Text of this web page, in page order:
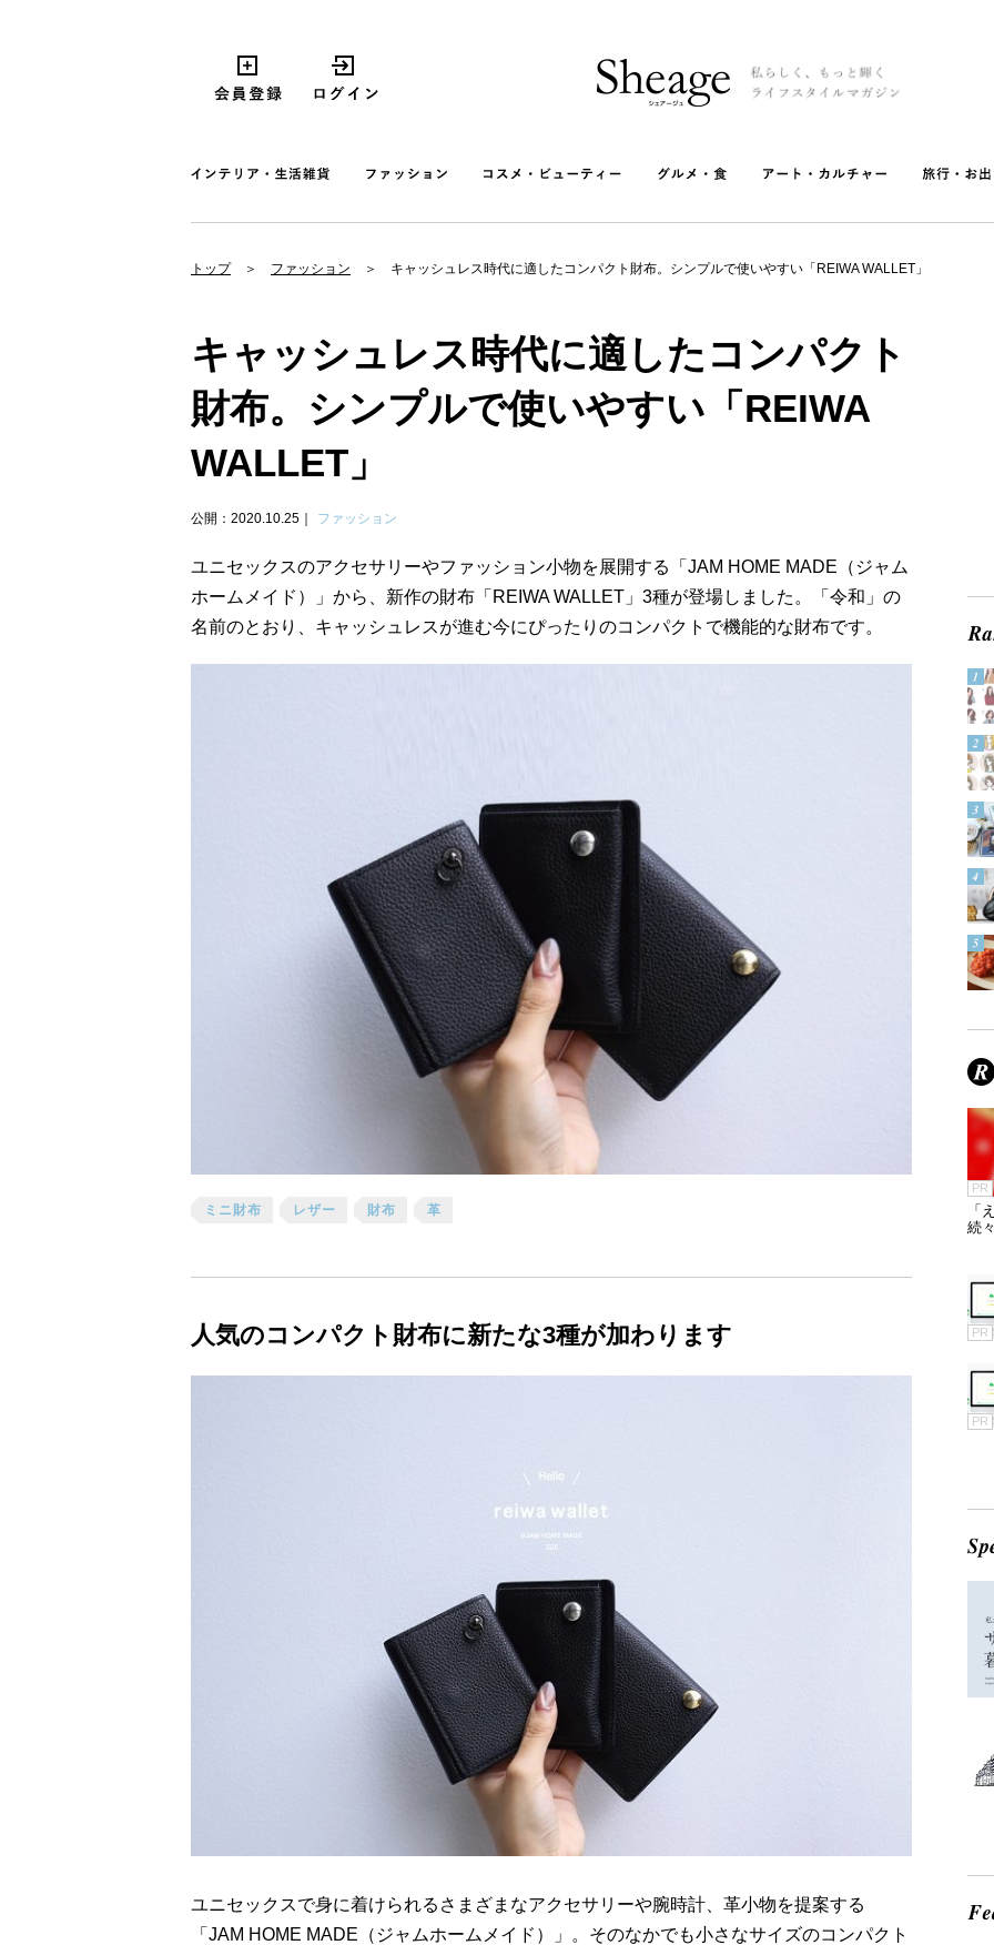
トップ ファッション キャッシュレス時代に適したコンパクト財布。シンプルで使いやすい「REIWA WALLET」
キャッシュレス時代に適したコンパクト
財布。シンプルで使いやすい「REIWA
WALLET」
公開：2020.10.25 ファッション
ユニセックスのアクセサリーやファッション小物を展開する「JAM HOME MADE（ジャム
ホームメイド）」から、新作の財布「REIWA WALLET」3種が登場しました。「令和」の
名前のとおり、キャッシュレスが進む今にぴったりのコンパクトで機能的な財布です。
ミニ財布 レザー 財布 革
人気のコンパクト財布に新たな3種が加わります
ユニセックスで身に着けられるさまざまなアクセサリーや腕時計、革小物を提案する
「JAM HOME MADE（ジャムホームメイド）」。そのなかでも小さなサイズのコンパクト
PR
「
続
PR
PR